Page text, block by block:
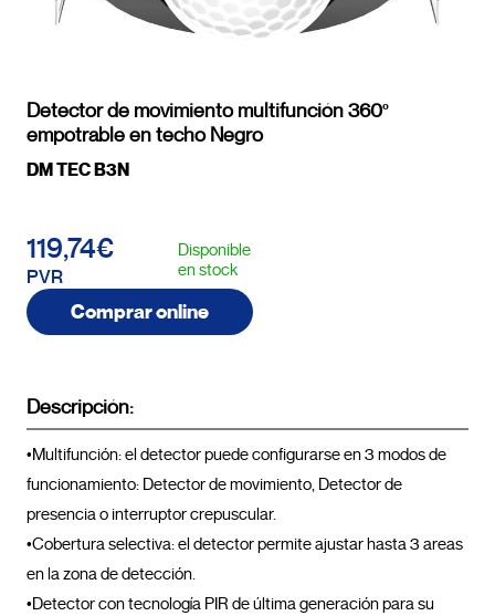
Detector de movimiento multifunción 360º
empotrable en techo Negro
DM TEC B3N
119,74€
PVR
Disponible
en stock
Comprar online
Descripción:
•Multifunción: el detector puede configurarse en 3 modos de
funcionamiento: Detector de movimiento, Detector de
presencia o interruptor crepuscular.
•Cobertura selectiva: el detector permite ajustar hasta 3 areas
en la zona de detección.
•Detector con tecnología PIR de última generación para su